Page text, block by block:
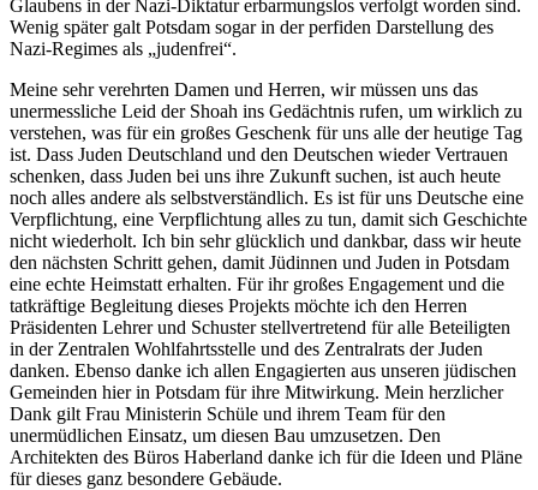
Glaubens in der Nazi-Diktatur erbarmungslos verfolgt worden sind.
Wenig später galt Potsdam sogar in der perfiden Darstellung des
Nazi-Regimes als „judenfrei“.
Meine sehr verehrten Damen und Herren, wir müssen uns das
unermessliche Leid der Shoah ins Gedächtnis rufen, um wirklich zu
verstehen, was für ein großes Geschenk für uns alle der heutige Tag
ist. Dass Juden Deutschland und den Deutschen wieder Vertrauen
schenken, dass Juden bei uns ihre Zukunft suchen, ist auch heute
noch alles andere als selbstverständlich. Es ist für uns Deutsche eine
Verpflichtung, eine Verpflichtung alles zu tun, damit sich Geschichte
nicht wiederholt. Ich bin sehr glücklich und dankbar, dass wir heute
den nächsten Schritt gehen, damit Jüdinnen und Juden in Potsdam
eine echte Heimstatt erhalten. Für ihr großes Engagement und die
tatkräftige Begleitung dieses Projekts möchte ich den Herren
Präsidenten Lehrer und Schuster stellvertretend für alle Beteiligten
in der Zentralen Wohlfahrtsstelle und des Zentralrats der Juden
danken. Ebenso danke ich allen Engagierten aus unseren jüdischen
Gemeinden hier in Potsdam für ihre Mitwirkung. Mein herzlicher
Dank gilt Frau Ministerin Schüle und ihrem Team für den
unermüdlichen Einsatz, um diesen Bau umzusetzen. Den
Architekten des Büros Haberland danke ich für die Ideen und Pläne
für dieses ganz besondere Gebäude.